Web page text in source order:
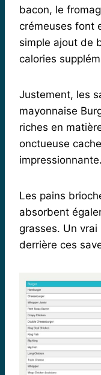
bacon, le
crémeuses font
simple ajout de
calories
Justement, les
mayonnaise
riches en
onctueuse
impressionnante.
Les pains
absorbent
grasses. Un vrai
derrière ces